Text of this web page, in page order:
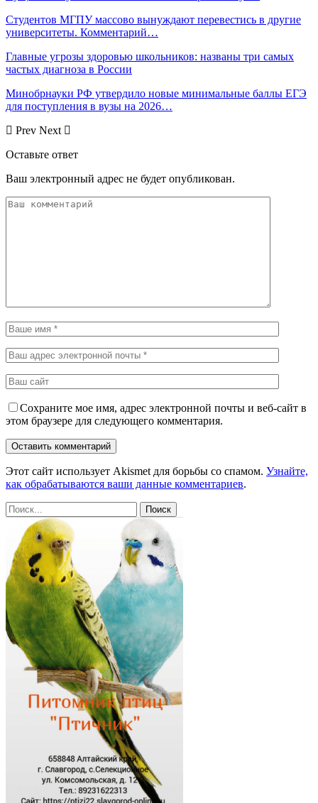
Студентов МГПУ массово вынуждают перевестись в другие
университеты. Комментарий…
Главные угрозы здоровью школьников: названы три самых
частых диагноза в России
Минобрнауки РФ утвердило новые минимальные баллы ЕГЭ
для поступления в вузы на 2026…
Prev Next
Оставьте ответ
Ваш электронный адрес не будет опубликован.
Сохраните мое имя, адрес электронной почты и веб-сайт в
этом браузере для следующего комментария.
Этот сайт использует Akismet для борьбы со спамом. Узнайте,
как обрабатываются ваши данные комментариев.